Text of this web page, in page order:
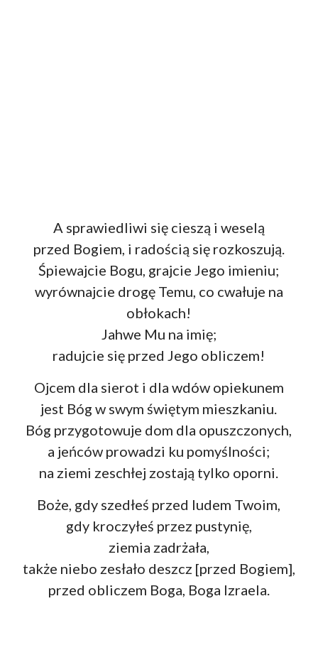
A sprawiedliwi się cieszą i weselą
przed Bogiem, i radością się rozkoszują.
Śpiewajcie Bogu, grajcie Jego imieniu;
wyrównajcie drogę Temu, co cwałuje na
obłokach!
Jahwe Mu na imię;
radujcie się przed Jego obliczem!
Ojcem dla sierot i dla wdów opiekunem
jest Bóg w swym świętym mieszkaniu.
Bóg przygotowuje dom dla opuszczonych,
a jeńców prowadzi ku pomyślności;
na ziemi zeschłej zostają tylko oporni.
Boże, gdy szedłeś przed ludem Twoim,
gdy kroczyłeś przez pustynię,
ziemia zadrżała,
także niebo zesłało deszcz [przed Bogiem],
przed obliczem Boga, Boga Izraela.